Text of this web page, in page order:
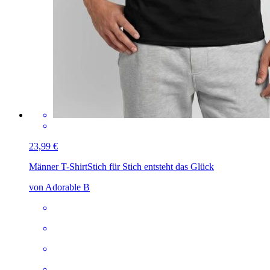
23,99 €
Männer T-ShirtStich für Stich entsteht das Glück
von Adorable B